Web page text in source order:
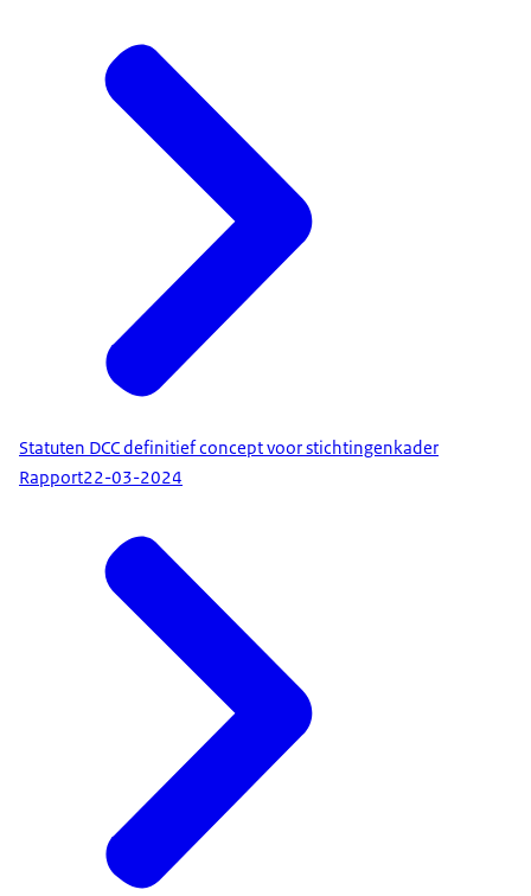
Statuten DCC definitief concept voor stichtingenkader
Rapport22-03-2024